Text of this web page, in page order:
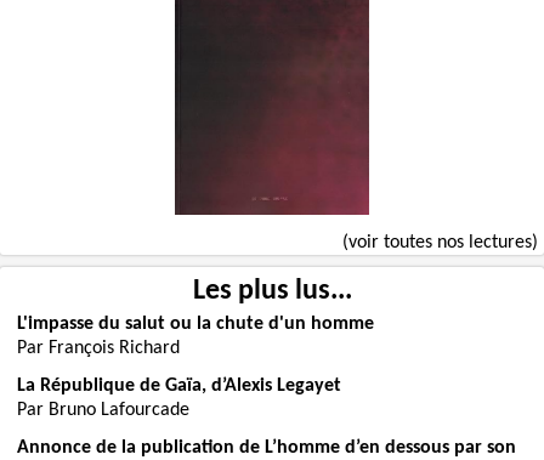
(voir toutes nos lectures)
Les plus lus...
L'impasse du salut ou la chute d'un homme
Par François Richard
La République de Gaïa, d’Alexis Legayet
Par Bruno Lafourcade
Annonce de la publication de L’homme d’en dessous par son